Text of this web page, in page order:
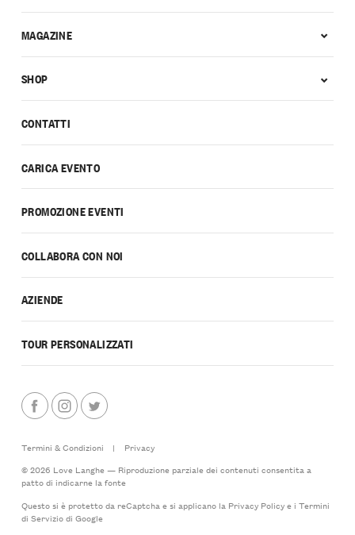
CONTATTI
CARICA EVENTO
PROMOZIONE EVENTI
COLLABORA CON NOI
AZIENDE
TOUR PERSONALIZZATI
MAGAZINE
SHOP
Termini & Condizioni |
Privacy
© 2026 Love Langhe — Riproduzione parziale dei contenuti consentita a
patto di indicarne la fonte
Questo si è protetto da reCaptcha e si applicano la Privacy Policye i Termini
di Serviziodi Google